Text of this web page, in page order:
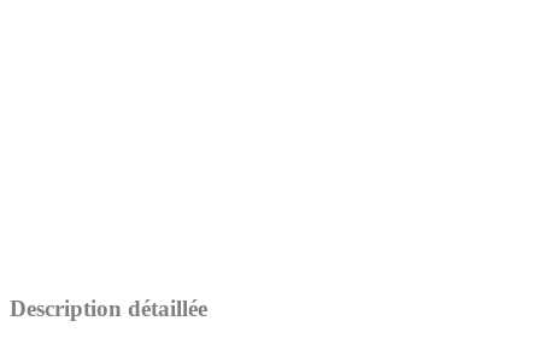
Description détaillée